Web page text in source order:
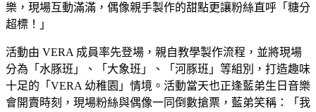
樂，現場互動滿滿，偶像親手製作的甜點更讓粉絲直呼「糖分
超標！」
活動由 VERA 成員率先登場，親自教學製作流程，並將現場
分為「水豚班」、「大象班」、「河豚班」等組別，打造趣味
十足的「VERA 幼稚園」情境。活動當天也正逢藍弟生日音樂
會開賣時刻，現場粉絲與偶像一同倒數搶票，藍弟笑稱：「我